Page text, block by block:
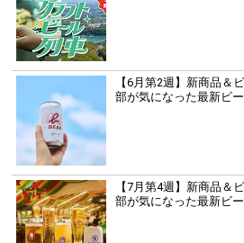
【6月第2週】新商品＆
部が気になった最新ビー
【7月第4週】新商品＆
部が気になった最新ビー